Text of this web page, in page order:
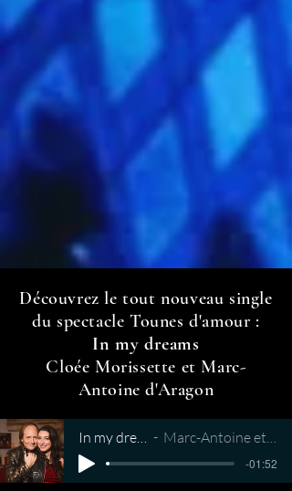
Découvrez le tout nouveau single
du spectacle Tounes d'amour :
In my dreams
Cloée Morissette et Marc-
Antoine d'Aragon
Marc-Antoine et Cloée
-01:52